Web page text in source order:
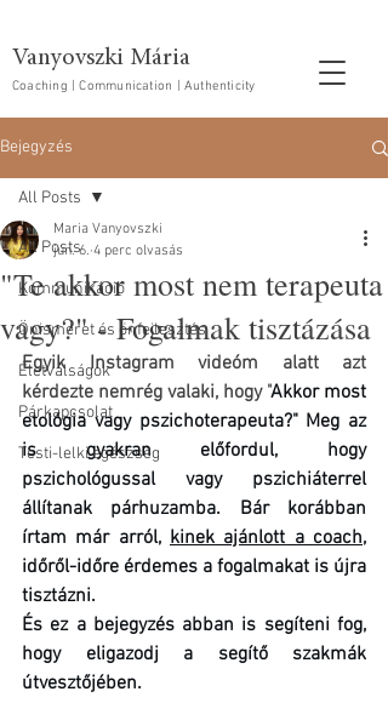
Vanyovszki Mária
Coaching | Communication | Authenticity
Bejegyzés
All Posts
Kommunikáció
Önismeret és önfejlesztés
Életválságok
Párkapcsolat
Testi-lelki egészség
All Posts
"Te akkor most nem terapeuta
vagy?" - Fogalmak tisztázása
Maria Vanyovszki
jún. 6. 4 perc olvasás
Egyik Instagram videóm alatt azt
kérdezte nemrég valaki, hogy "Akkor most
etológia vagy pszichoterapeuta?" Meg az
is gyakran előfordul, hogy
pszichológussal vagy pszichiáterrel
állítanak párhuzamba. Bár korábban
írtam már arról, kinek ajánlott a coach,
időről-időre érdemes a fogalmakat is újra
tisztázni.
És ez a bejegyzés abban is segíteni fog,
hogy eligazodj a segítő szakmák
útvesztőjében.